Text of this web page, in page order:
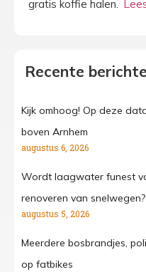
gratis koffie halen.
Recente
Kijk omhoog! Op deze
boven Arnhem
augustus 6, 2026
Wordt laagwater funest
renoveren van
augustus 5, 2026
Meerdere bosbrandjes,
op fatbikes